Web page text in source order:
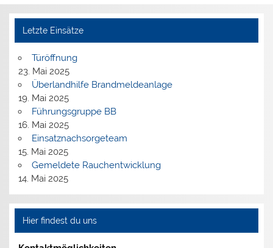
Letzte Einsätze
Türöffnung
23. Mai 2025
Überlandhilfe Brandmeldeanlage
19. Mai 2025
Führungsgruppe BB
16. Mai 2025
Einsatznachsorgeteam
15. Mai 2025
Gemeldete Rauchentwicklung
14. Mai 2025
Hier findest du uns